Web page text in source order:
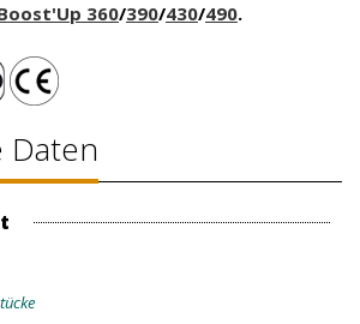
360/390/430/490.
Daten